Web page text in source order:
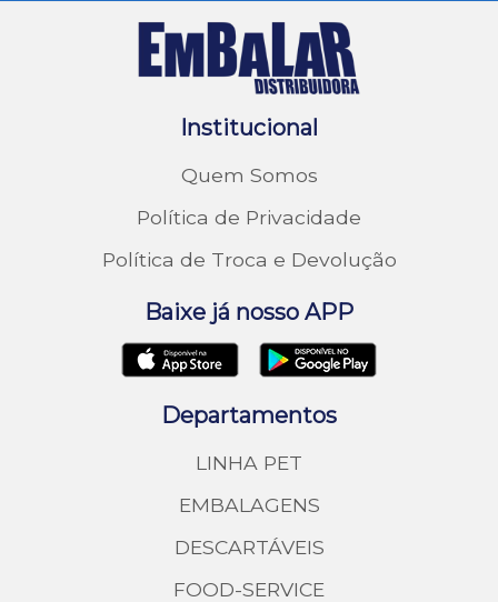
Institucional
Quem Somos
Política de Privacidade
Política de Troca e Devolução
Baixe já nosso APP
Departamentos
LINHA PET
EMBALAGENS
DESCARTÁVEIS
FOOD-SERVICE